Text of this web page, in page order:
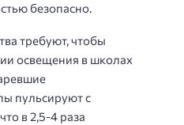
безопасно.
требуют, чтобы
освещения в школах
пульсируют с
в 2,5-4 раза